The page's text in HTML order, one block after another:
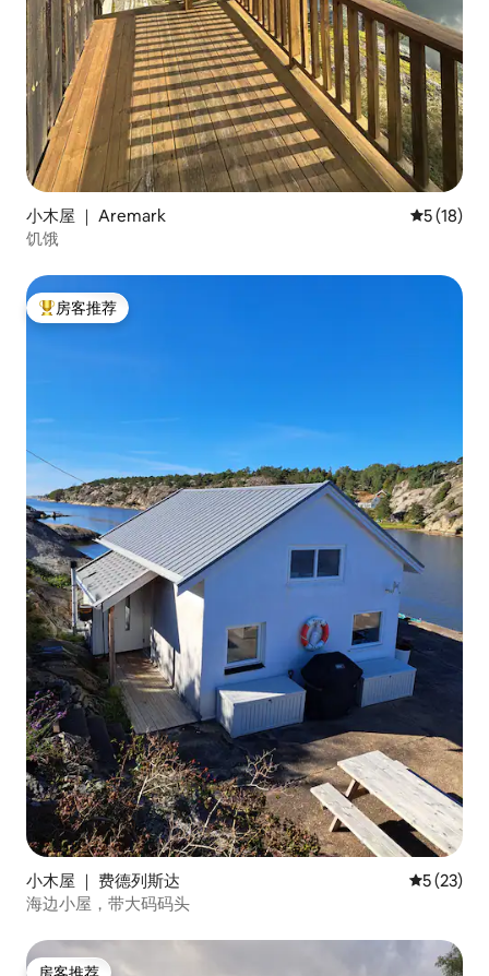
小木屋 ｜ Aremark 平均评分
5 (18)
饥饿
热门「房客推荐」
房客推荐
小木屋 ｜ 费德列斯达 平均评分
5 (23)
海边小屋，带大码码头